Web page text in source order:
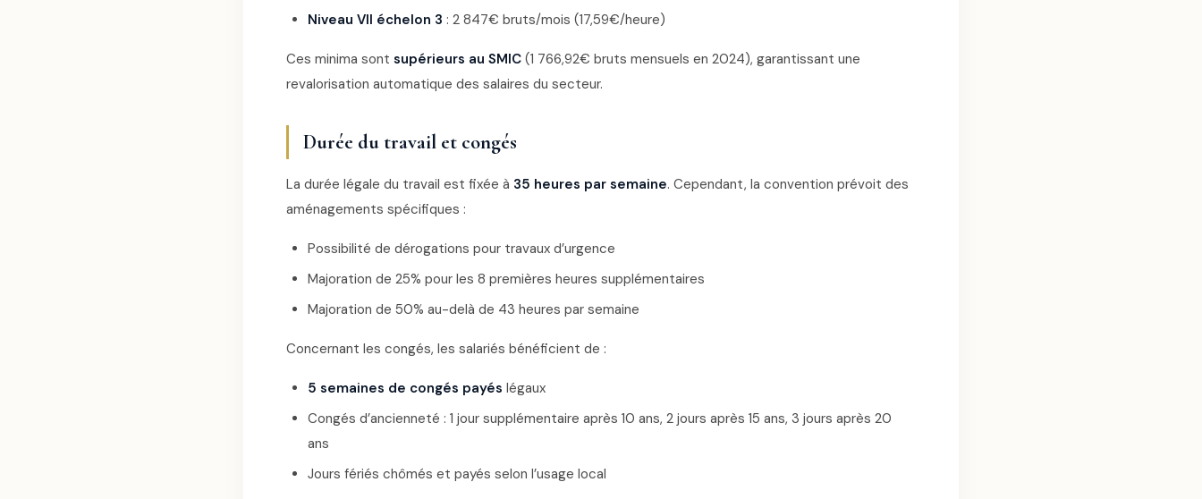
Niveau VII échelon 3 : 2 847€ bruts/mois (17,59€/heure)
Ces minima sont supérieurs au SMIC (1 766,92€ bruts mensuels en 2024), garantissant une
revalorisation automatique des salaires du secteur.
Durée du travail et congés
La durée légale du travail est fixée à 35 heures par semaine. Cependant, la convention prévoit des
aménagements spécifiques :
Possibilité de dérogations pour travaux d’urgence
Majoration de 25% pour les 8 premières heures supplémentaires
Majoration de 50% au-delà de 43 heures par semaine
Concernant les congés, les salariés bénéficient de :
5 semaines de congés payés légaux
Congés d’ancienneté : 1 jour supplémentaire après 10 ans, 2 jours après 15 ans, 3 jours après 20
ans
Jours fériés chômés et payés selon l’usage local